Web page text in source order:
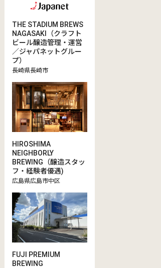
THE STADIUM BREWS
NAGASAKI（クラフト
ビール醸造管理・運営
／ジャパネットグルー
プ）
長崎県長崎市
HIROSHIMA
NEIGHBORLY
BREWING（醸造スタッ
フ・経験者優遇)
広島県広島市中区
FUJI PREMIUM
BREWING